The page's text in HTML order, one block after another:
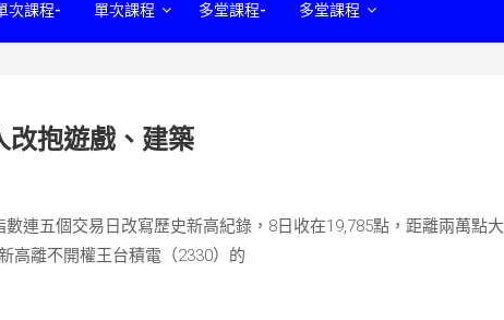
次課程- 單次課程 多堂課程- 多堂課程
改抱遊戲、建築
連五個交易日改寫歷史新高紀錄，8日收在19,785點，距離兩萬點大
高離不開權王台積電（2330）的